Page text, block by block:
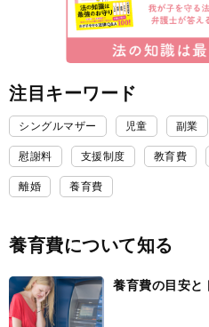
注目キーワード
シングルマザー 児童 副業
慰謝料 支援制度 教育費
離婚 養育費
養育費について知る
養育費の目安と